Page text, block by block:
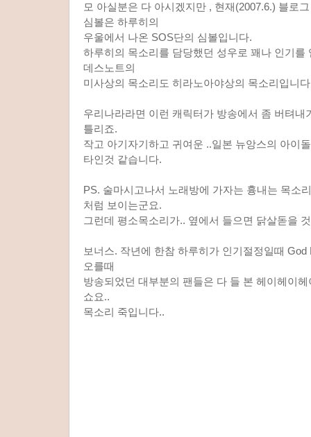
모 아실분은 다 아시겠지만 , 현재(2007.6.) 블로
심볼은 하루히의
우울에서 나온 SOS단의 심볼입니다.
하루히의 목소리를 담당했던 성우로 꽤나 인기를
데스노트의
미사상의 목소리도 히라노아야상의 목소리입니
우리나라라면 이런 캐릭터가 방송에서 좀 버텨내
틀리죠.
작고 아기자기하고 귀여운 ..일본 뉴앙스의 아이
타인것 같습니다.
PS. 술마시고나서 노래방에 가자는 흉내는 목소
처럼 보이는군요.
그런데 평소목소리가.. 옆에서 들으면 닭살돋을
보너스. 작년에 한참 하루히가 인기절정일때
오를때
방송되었던 대부분의 팬들은 다 들 본 헤이헤이
쇼요..
목소리 죽입니다..